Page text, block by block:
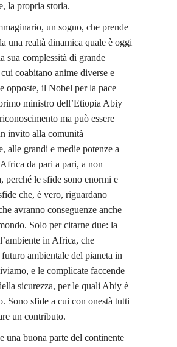
la propria storia.
un sogno, che prende
una realtà dinamica quale è oggi
sua complessità di grande
coabitano anime diverse e
opposte, il Nobel per la pace
ministro dell’Etiopia Abiy
ma può essere
invito alla comunità
alle grandi e medie potenze a
da pari a pari, a non
perché le sfide sono enormi e
che, è vero, riguardano
avranno conseguenze anche
Solo per citarne due: la
in Africa, che
ambientale del pianeta in
e le complicate faccende
sicurezza, per le quali Abiy è
Sono sfide a cui con onestà tutti
un contributo.
una buona parte del continente